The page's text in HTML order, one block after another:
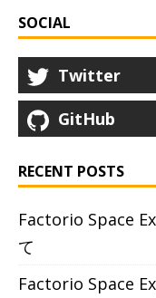
SOCIAL
Twitter
GitHub
RECENT POSTS
Factorio Space
て
Factorio Space